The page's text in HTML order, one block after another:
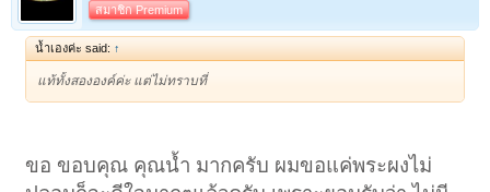
สมาชิก Premium
น้ำเองค่ะ said: ↑
แท้ทั้งสององค์ค่ะ แต่ไม่ทราบที่
ขอ ขอบคุณ คุณน้ำ มากครับ ผมขอแค่พระผงไม่